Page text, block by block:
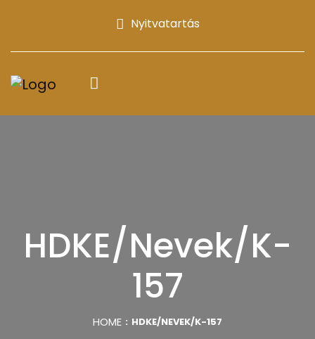
Nyitvatartás
HDKE/Nevek/K-
157
HOME HDKE/NEVEK/K-157